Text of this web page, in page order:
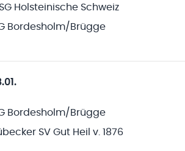
Holsteinische Schweiz
Bordesholm/Brügge
Bordesholm/Brügge
SV Gut Heil v. 1876